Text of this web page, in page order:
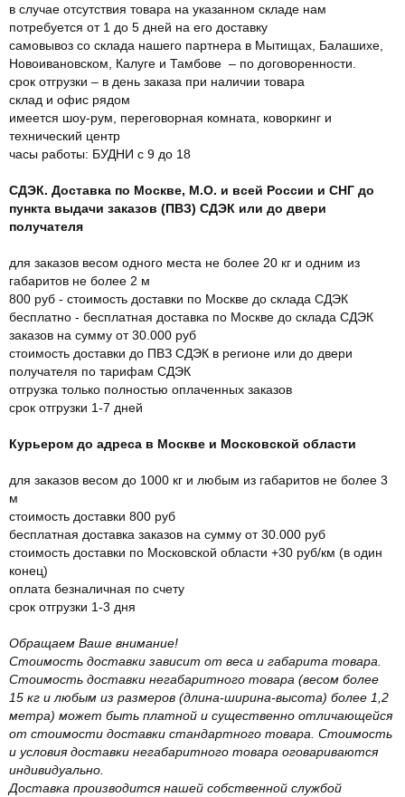
в случае отсутствия товара на указанном складе нам
потребуется от 1 до 5 дней на его доставку
самовывоз со склада нашего партнера в Мытищах, Балашихе,
Новоивановском, Калуге и Тамбове – по договоренности.
срок отгрузки – в день заказа при наличии товара
склад и офис рядом
имеется шоу-рум, переговорная комната, коворкинг и
технический центр
часы работы: БУДНИ с 9 до 18
СДЭК. Доставка по Москве, М.О. и всей России и СНГ до
пункта выдачи заказов (ПВЗ) СДЭК или до двери
получателя
для заказов весом одного места не более 20 кг и одним из
габаритов не более 2 м
800 руб - стоимость доставки по Москве до склада СДЭК
бесплатно - бесплатная доставка по Москве до склада СДЭК
заказов на сумму от 30.000 руб
стоимость доставки до ПВЗ СДЭК в регионе или до двери
получателя по тарифам СДЭК
отгрузка только полностью оплаченных заказов
срок отгрузки 1-7 дней
Курьером до адреса в Москве и Московской области
для заказов весом до 1000 кг и любым из габаритов не более 3
м
стоимость доставки 800 руб
бесплатная доставка заказов на сумму от 30.000 руб
стоимость доставки по Московской области +30 руб/км (в один
конец)
оплата безналичная по счету
срок отгрузки 1-3 дня
Обращаем Ваше внимание!
Стоимость доставки зависит от веса и габарита товара.
Стоимость доставки негабаритного товара (весом более
15 кг и любым из размеров (длина-ширина-высота) более 1,2
метра) может быть платной и существенно отличающейся
от стоимости доставки стандартного товара. Стоимость
и условия доставки негабаритного товара оговариваются
индивидуально.
Доставка производится нашей собственной службой